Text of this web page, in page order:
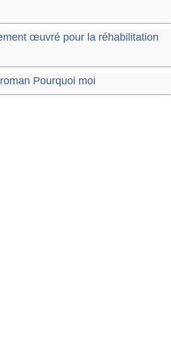
œuvré pour la réhabilitation
Pourquoi moi